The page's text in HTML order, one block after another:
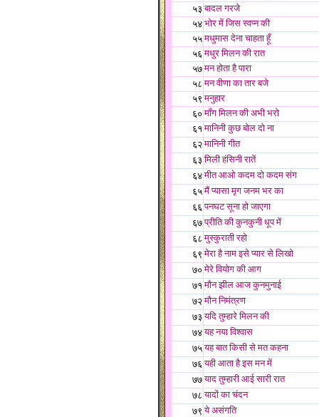
५३ बादल गरजे
५४ भोर में जिस स्वप्न की
५५ मधुमास देना चाहता हूँ
५६ मधुर मिलन की रात
५७ मन होता है पारा
५८ मन वीणा का तार बजे
५९ मनुहार
६० माँग मिलन की अभी भरो
६१ मानिनी कुछ बोल दो ना
६२ मानिनी गीत
६३ मिली हंसिनी रातें
६४ मीत आओ कदम दो कदम संग
६५ मैं प्यासा मृग जनम भर का
६६ पनघट सूना हो जाएगा
६७ प्रीति की कुनकुनी धूप में
६८ मुस्कुराती रहो
६९ मेरा है नाम इसे प्यार से लिखो
७० मेरे वियोग की आग
७१ मौन झील आज कुनमुनाई
७२ मौन निमंत्रण
७३ यदि तुम्हारे मिलन की
७४ यह नया विश्वास
७५ यह बात किसी से मत कहना
७६ यही आता है इस मन में
७७ याद तुम्हारी आई सारी रात
७८ यादों का चंदन
७९ ये असंगति